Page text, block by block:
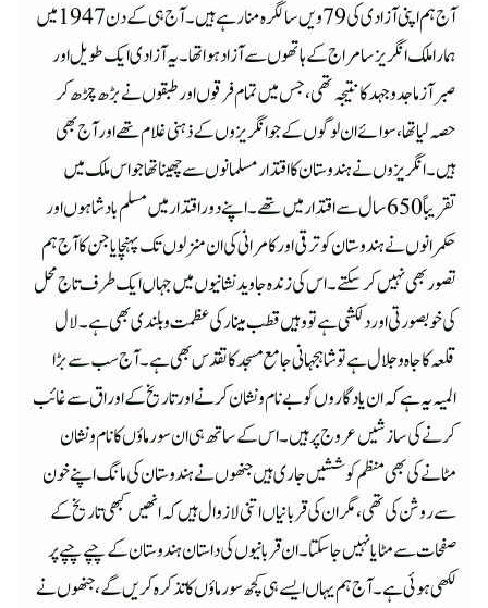
آج ہم اپنی آزادی کی 79 ویں سالگرہ منارہے ہیں۔آج ہی کے دن 1947میں
ہماراملک انگریزسامراج کے ہاتھوں سے آزاد ہوا تھا۔ یہ آزادی ایک طویل اور
صبر آزماجدوجہد کا نتیجہ تھی، جس میں تمام فرقوں اور طبقوں نے بڑھ چڑھ کر
حصہ لیا تھا، سوائے ان لوگوں کے جو انگریزوں کے ذہنی غلام تھے اور آج بھی
ہیں۔ انگریزوں نے ہندوستان کا اقتدار مسلمانوں سے چھینا تھا جو اس ملک میں
تقریباً650 سال سے اقتدار میں تھے۔ اپنے دور اقتدار میں مسلم بادشاہوں اور
حکمرانوں نے ہندوستان کو ترقی اور کامرانی کی ان منزلوں تک پہنچایا جن کا آج ہم
تصور بھی نہیں کرسکتے۔ اس کی زندہ جاوید نشانیوں میں جہاں ایک طرف تاج محل
کی خوبصورتی اور دلکشی ہے تو وہیں قطب مینار کی عظمت وبلندی بھی ہے۔ لال
قلعہ کا جاہ وجلال ہے تو شاہجہانی جامع مسجد کا تقدس بھی ہے۔ آج سب سے بڑا
المیہ یہ ہے کہ ان یادگاروں کو بے نام ونشان کرنے اور تاریخ کے اوراق سے غائب
کرنے کی سازشیں عروج پر ہیں۔ اس کے ساتھ ہی ان سورماؤں کا نام ونشان
مٹانے کی بھی منظم کوششیں جاری ہیں جنھوں نے ہندوستان کی مانگ اپنے خون
سے روشن کی تھی،مگر ان کی قربانیاں اتنی لازوال ہیں کہ انھیں کبھی تاریخ کے
صفحات سے مٹایا نہیں جاسکتا۔ان قربانیوں کی داستان ہندوستان کے چپے چپے پر
لکھی ہوئی ہے۔ آج ہم یہاں ایسے ہی کچھ سورماؤں کا تذکرہ کریں گے، جنھوں نے